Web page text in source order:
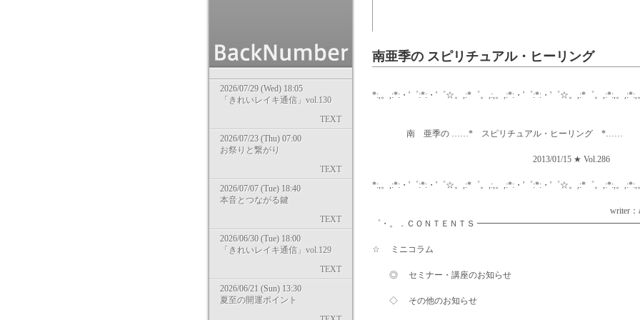
2026/07/29 (Wed) 18:05
「きれいレイキ通信」vol.130
TEXT
2026/07/23 (Thu) 07:00
お祭りと繋がり
TEXT
2026/07/07 (Tue) 18:40
本音とつながる鍵
TEXT
2026/06/30 (Tue) 18:00
「きれいレイキ通信」vol.129
TEXT
2026/06/21 (Sun) 13:30
夏至の開運ポイント
南亜季の スピリチュアル・ヒーリング
*:,。,:*:・'゜:*:・'゜☆。,:*゜。,:,。,:*:・'゜:*:・'゜☆。,:*゜。,:*:,。,:*:,
南 亜季の ……* スピリチュアル・ヒーリング *……
2013/01/15 ★ Vol.286
*:,。,:*:・'゜:*:・'゜☆。,:*゜。,:,。,:*:・'゜:*:・'゜☆。,:*゜。,:*:,。,:*:,
writer：aki
゜・。．ＣＯＮＴＥＮＴＳ
☆ ミニコラム
◎ セミナー・講座のお知らせ
◇ その他のお知らせ